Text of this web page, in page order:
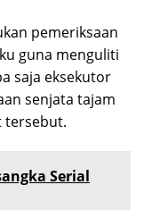
pemeriksaan
guna menguliti
saja eksekutor
senjata tajam
tersebut.
Serial